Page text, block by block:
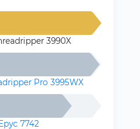
3990X
Pro 3995WX
7742